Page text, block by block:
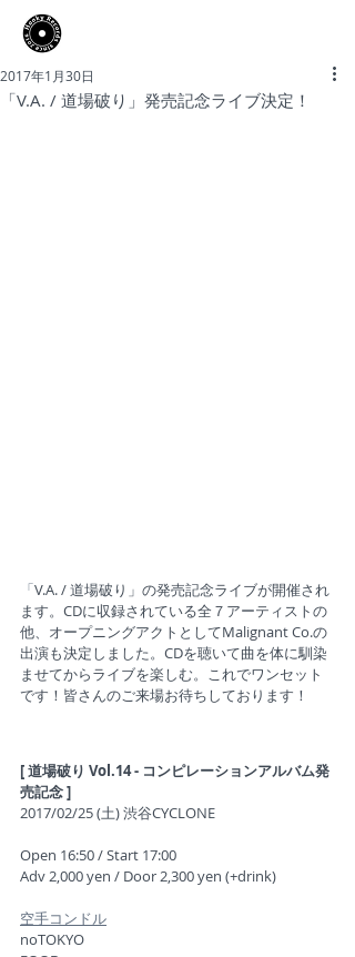
「V.A. / 道場破り」発売記念ライブ決定！
2017年1月30日
​「V.A. / 道場破り」の発売記念ライブが開催され
ます。CDに収録されている全７アーティストの
他、オープニングアクトとしてMalignant Co.の
出演も決定しました。CDを聴いて曲を体に馴染
ませてからライブを楽しむ。これでワンセット
です！皆さんのご来場お待ちしております！
[ 道場破り Vol.14 - コンピレーションアルバム発
売記念 ]
2017/02/25 (土) 渋谷CYCLONE
Open 16:50 / Start 17:00
Adv 2,000 yen / Door 2,300 yen (+drink)
空手コンドル
noTOKYO